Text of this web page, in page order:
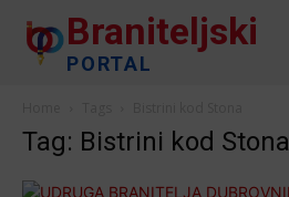
Braniteljski
PORTAL
Tag: Bistrini kod Stona